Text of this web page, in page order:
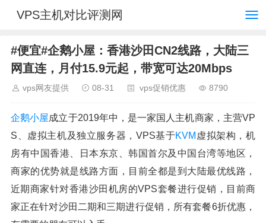
VPS主机对比评测网
#便宜#企鹅小屋：香港沙田CN2线路，大陆三
网直连，月付15.9元起，带宽可达20Mbps
vps网友提供 08-31 vps促销优惠 8790
企鹅小屋成立于2019年中，是一家国人主机商家，主营VP
S、虚拟主机及独立服务器，VPS基于KVM 虚拟架构，机
房有中国香港、日本东京、韩国首尔及中国台湾等地区，
商家的优势就是线路方面，目前全都是到大陆最优线路，
近期商家针对香港沙田机房的VPS套餐进行促销，目前商
家正在针对沙田二期和三期进行促销，所有套餐6折优惠，